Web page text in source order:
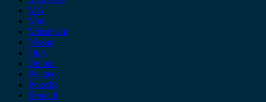
MG
Mini
Mitsubishi
Nissan
Opel
Omoda
Peugeot
Porsche
Renault